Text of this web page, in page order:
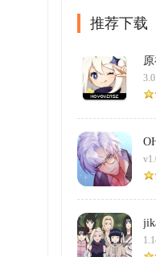
推荐下载
版